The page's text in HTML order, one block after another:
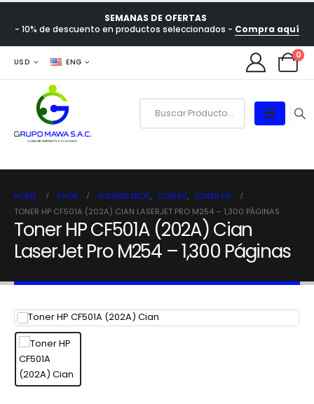
SEMANAS DE OFERTAS
- 10% de descuento en productos seleccionados - Compra aquí
USD ENG
0
HOME SHOP SUMINISTROS, TONERS, TONER HP
TONER HP CF501A (202A) CIAN LASERJET PRO M254 – 1,300 PÁGINAS
Toner HP CF501A (202A) Cian
LaserJet Pro M254 – 1,300 Páginas